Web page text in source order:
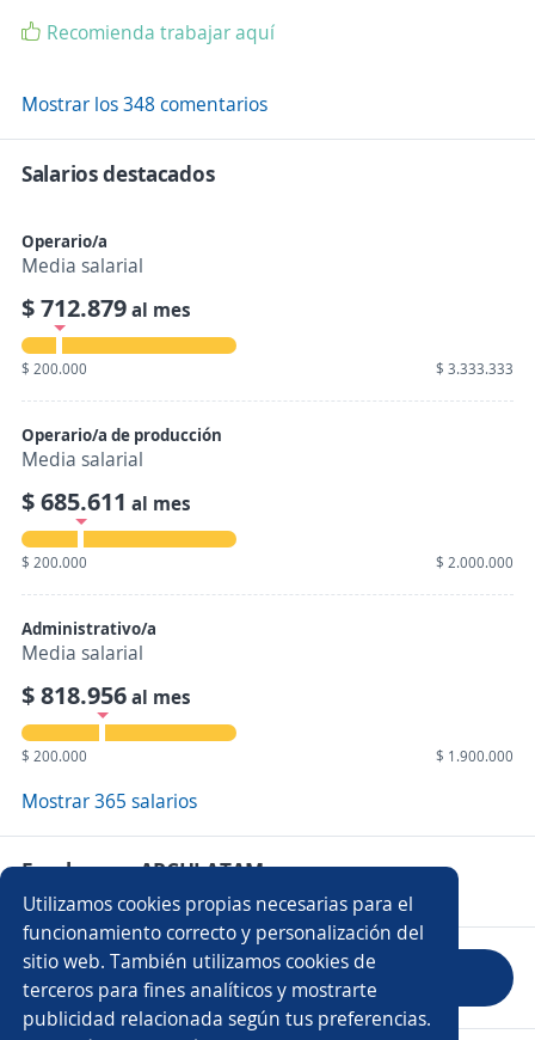
Utilizamos cookies propias necesarias para el
funcionamiento correcto y personalización del
sitio web. También utilizamos cookies de
terceros para fines analíticos y mostrarte
publicidad relacionada según tus preferencias.
Recomienda trabajar aquí
Mostrar los 348 comentarios
Salarios destacados
Operario/a
Media salarial
$ 712.879al mes
$ 200.000 $ 3.333.333
Operario/a de producción
Media salarial
$ 685.611 al mes
$ 200.000 $ 2.000.000
Administrativo/a
Media salarial
$ 818.956al mes
$ 200.000 $ 1.900.000
Mostrar 365 salarios
Empleos en ARCHLATAM
Evaluar empresa